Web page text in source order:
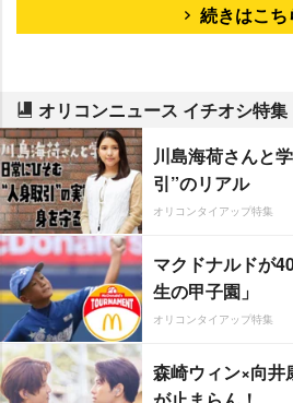
続きはこち
オリコンニュース イチオシ特集
川島海荷さんと
引”のリアル
オリコンタイアップ特集
マクドナルドが
生の甲子園」
オリコンタイアップ特集
森崎ウィン×向井